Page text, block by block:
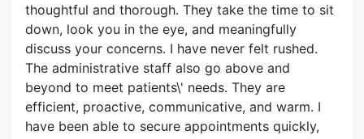
thoughtful and thorough. They take the time to sit
down, look you in the eye, and meaningfully
discuss your concerns. I have never felt rushed.
The administrative staff also go above and
beyond to meet patients\' needs. They are
efficient, proactive, communicative, and warm. I
have been able to secure appointments quickly,